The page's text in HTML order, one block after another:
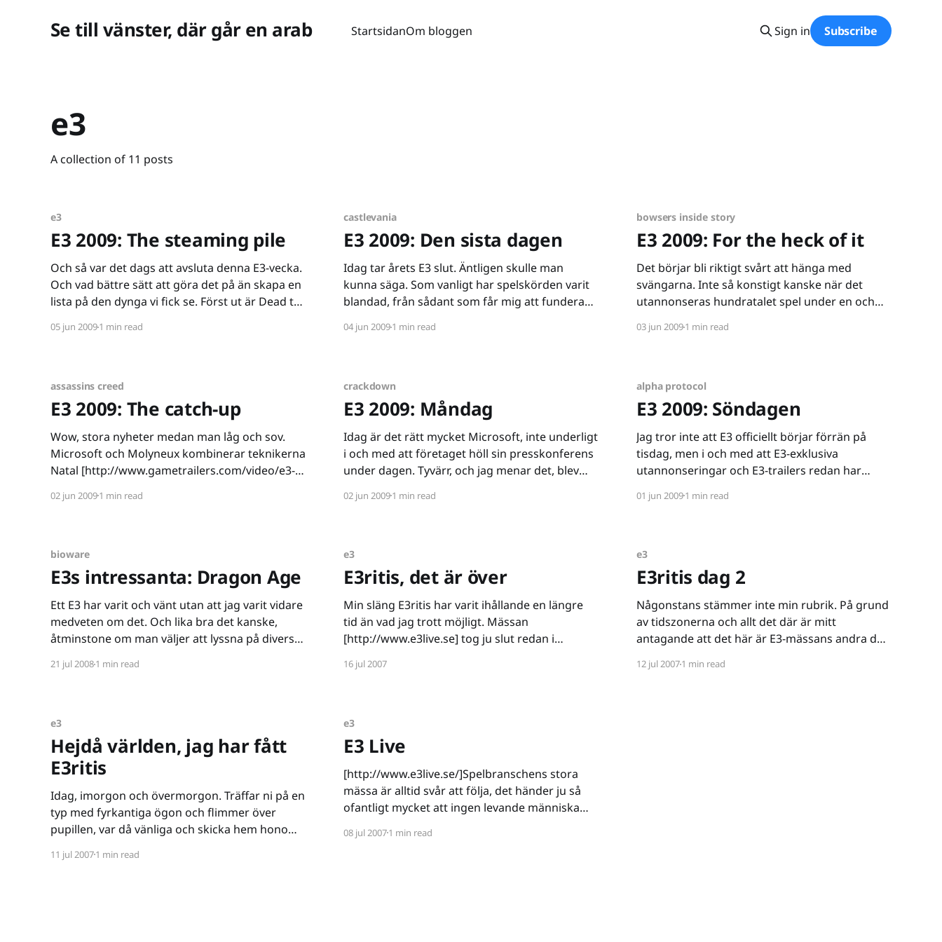
Se till vänster, där går en arab StartsidanOm bloggen Sign in Subscribe
e3
A collection of 11 posts
e3
E3 2009: The steaming pile
Och så var det dags att avsluta denna E3-vecka.
Och vad bättre sätt att göra det på än skapa en
lista på den dynga vi fick se. Först ut är Dead to
ofattbara spelen, jag har väldigt svårt för att
05 jun 20091 min read
castlevania
E3 2009: Den sista dagen
Idag tar årets E3 slut. Äntligen skulle man
kunna säga. Som vanligt har spelskörden varit
blandad, från sådant som får mig att fundera
möjlighet att spela, till annat som ger mig lust
04 jun 20091 min read
bowsers inside story
E3 2009: For the heck of it
Det börjar bli riktigt svårt att hänga med
svängarna. Inte så konstigt kanske när det
utannonseras hundratalet spel under en och
jag även i år känslan av att spelproducenterna
03 jun 20091 min read
assassins creed
E3 2009: The catch-up
Wow, stora nyheter medan man låg och sov.
Microsoft och Molyneux kombinerar teknikerna
Natal [http://www.gametrailers.com/video/e3-
skapa, vad vissa kallar det en pedofilsimulator,
02 jun 20091 min read
crackdown
E3 2009: Måndag
Idag är det rätt mycket Microsoft, inte underligt
i och med att företaget höll sin presskonferens
under dagen. Tyvärr, och jag menar det, blev
spel om är något av spelbranschens vanilla.
02 jun 20091 min read
alpha protocol
E3 2009: Söndagen
Jag tror inte att E3 officiellt börjar förrän på
tisdag, men i och med att E3-exklusiva
utannonseringar och E3-trailers redan har
redan nu. Jag brukar årligen plocka fram
01 jun 20091 min read
bioware
E3s intressanta: Dragon Age
Ett E3 har varit och vänt utan att jag varit vidare
medveten om det. Och lika bra det kanske,
åtminstone om man väljer att lyssna på diverse
och "förstört" har haglat. En snabb överblick
21 jul 20081 min read
e3
E3ritis, det är över
Min släng E3ritis har varit ihållande en längre
tid än vad jag trott möjligt. Mässan
[http://www.e3live.se] tog ju slut redan i
förrän idag skulle man kunna säga. Rätt
16 jul 2007
e3
E3ritis dag 2
Någonstans stämmer inte min rubrik. På grund
av tidszonerna och allt det där är mitt
antagande att det här är E3-mässans andra dag
rebell. Eat that physics! Nåja, vi kör lite som
12 jul 20071 min read
e3
Hejdå världen, jag har fått
E3ritis
Idag, imorgon och övermorgon. Träffar ni på en
typ med fyrkantiga ögon och flimmer över
pupillen, var då vänliga och skicka hem honom
står jag mitt i ett överflöd av information, det är
11 jul 20071 min read
e3
E3 Live
[http://www.e3live.se/]Spelbranschens stora
mässa är alltid svår att följa, det händer ju så
ofantligt mycket att ingen levande människa
webben och dess oändliga möjligheter. Sajter
08 jul 20071 min read